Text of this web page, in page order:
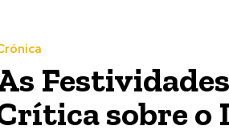
sobre o